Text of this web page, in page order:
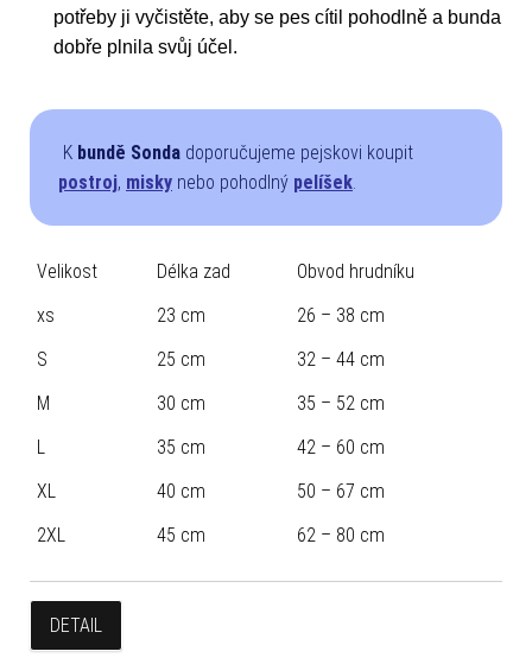
potřeby ji vyčistěte, aby se pes cítil pohodlně a bunda
dobře plnila svůj účel.
K bundě Sonda doporučujeme pejskovi koupit
postroj, misky nebo pohodlný pelíšek.
Velikost Délka zad
Obvod hrudníku
xs
23 cm
26 – 38 cm
S
25 cm
32 – 44 cm
M
30 cm
35 – 52 cm
L
35 cm
42 – 60 cm
XL
40 cm
50 – 67 cm
2XL
45 cm 62 – 80 cm
DETAIL